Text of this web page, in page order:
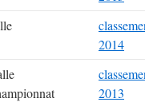
2014
2013